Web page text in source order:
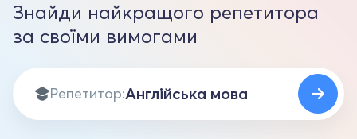
Знайди найкращого репетитора
за своїми вимогами
Репетитор: